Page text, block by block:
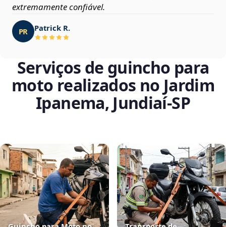
extremamente confiável.
PR Patrick R.
Serviços de guincho para
moto realizados no Jardim
Ipanema, Jundiaí‑SP